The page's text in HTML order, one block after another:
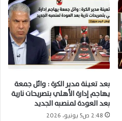
بعد تعينة مدير الكرة : وائل جمعة
يهاجم إدارة الأهلي بتصريحات نارية
بعد العودة لمنصبه الجديد
2:48 ص5 يونيو، 2026